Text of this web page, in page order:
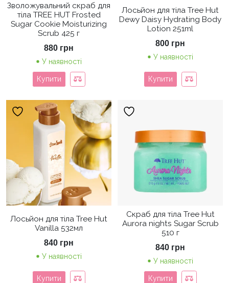
Зволожувальний скраб для
тіла TREE HUT Frosted
Sugar Cookie Moisturizing
Scrub 425 г
880 грн
У наявності
Купити
Лосьйон для тіла Tree Hut
Dewy Daisy Hydrating Body
Lotion 251ml
800 грн
У наявності
Купити
Лосьйон для тіла Tree Hut
Vanilla 532мл
840 грн
У наявності
Купити
Скраб для тіла Tree Hut
Aurora nights Sugar Scrub
510 г
840 грн
У наявності
Купити